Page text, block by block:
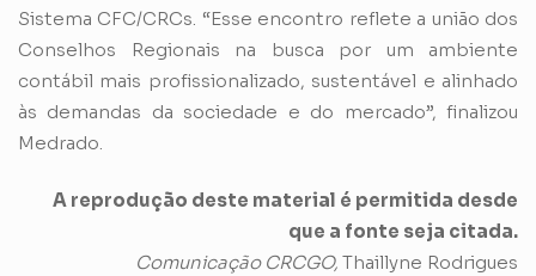
Sistema CFC/CRCs. “Esse encontro reflete a união dos
Conselhos Regionais na busca por um ambiente
contábil mais profissionalizado, sustentável e alinhado
às demandas da sociedade e do mercado”, finalizou
Medrado.
A reprodução deste material é permitida desde
que a fonte seja citada.
Comunicação CRCGO, Thaillyne Rodrigues